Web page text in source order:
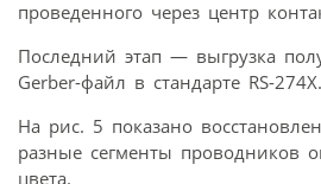
проведенного через центр
Последний этап — выгрузка
Gerber-файл в стандарте RS-274X.
На рис. 5 показано
разные сегменты проводников
цвета.